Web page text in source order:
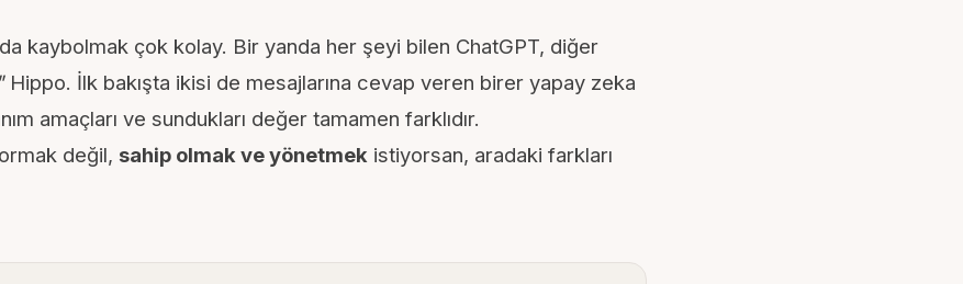
kaybolmak çok kolay. Bir yanda her şeyi bilen ChatGPT, diğer
Hippo. İlk bakışta ikisi de mesajlarına cevap veren birer yapay zeka
amaçları ve sundukları değer tamamen farklıdır.
değil, sahip olmak ve yönetmek istiyorsan, aradaki farkları